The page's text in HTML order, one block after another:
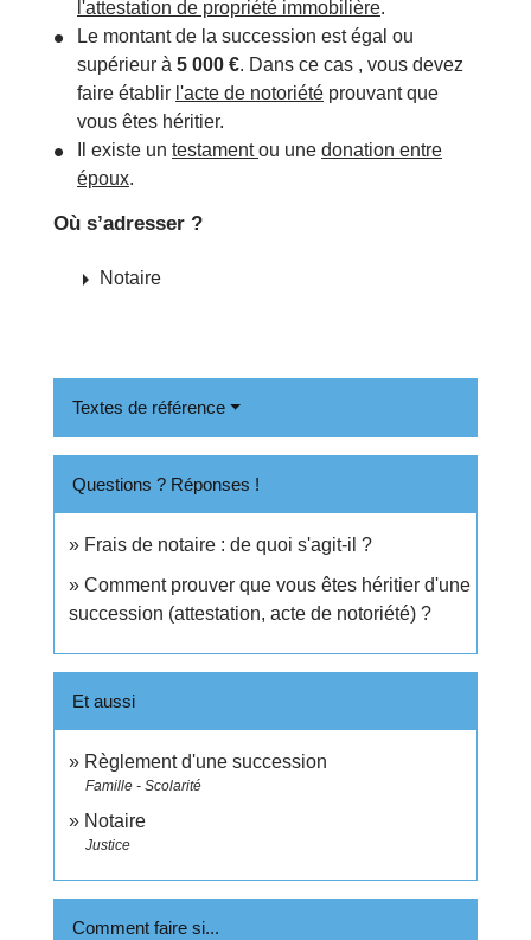
l'attestation de propriété immobilière.
Le montant de la succession est égal ou
supérieur à 5 000 €. Dans ce cas , vous devez
faire établir l'acte de notoriété prouvant que
vous êtes héritier.
Il existe un testamentou une donation entre
époux.
Où s’adresser ?
arrow_right Notaire
Textes de référence
Questions ? Réponses !
Frais de notaire : de quoi s'agit-il ?
Comment prouver que vous êtes héritier d'une
succession (attestation, acte de notoriété) ?
Et aussi
Règlement d'une succession
Famille - Scolarité
Notaire
Justice
Comment faire si...